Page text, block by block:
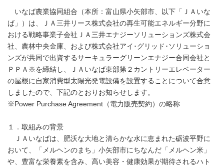
いなば農業協同組合（本所：富山県小矢部市、以下「ＪＡいな
ば」）は、ＪＡ三井リース株式会社の再生可能エネルギー分野に
おける戦略事業子会社ＪＡ三井エナジーソリューションズ株式会
社、農林中央金庫、および株式会社アイ･グリッド･ソリューショ
ンズが共同で出資するサーキュラーグリーンエナジー合同会社と
ＰＰＡ※を締結し、ＪＡいなば東部第２カントリーエレベーター
の屋根に自家消費型太陽光発電設備を設置することについて合意
しましたので、下記のとおりお知らせします。
※Power Purchase Agreement（電力販売契約）の略称
１．取組みの背景
ＪＡいなばは、肥沃な大地と清らかな水に恵まれた砺波平野に
おいて、「メルヘンのまち」小矢部市にちなんだ「メルヘン米」
や、豊富な栄養素を含み、高い美容・健康効果が期待されるハト